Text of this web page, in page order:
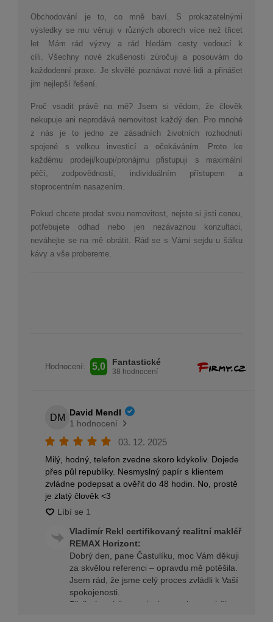
Obchodování je to, co mně baví. S prokazatelnými
výsledky se mu věnuji v různých oborech více než třicet
let. Mám rád výzvy a rád hledám cesty vedoucí k
cíli. Všechny nové zkušenosti zúročuji a posouvám do
každodenní praxe. Je skvělé poznávat nové lidi a přinášet
jim nejlepší řešení.
Proč vsadit právě na mě? Jsem si vědom, že člověk
nekupuje ani neprodává nemovitost každý den. Pro mnohé
z nás je to jedno ze zásadních životních rozhodnutí
spojené s velkou investicí a očekáváním. Proto ke
každému prodeji/koupi/pronájmu přistupuji s maximální
péčí, zodpovědností, individuálním přístupem a
stoprocentním nasazením.
Pokud chcete prodat svou nemovitost, nejste si jisti cenou,
potřebujete odhad nebo jen nezávaznou konzultaci,
neváhejte se na mě obrátit.
Rád se s Vámi sejdu u šálku
kávy a vše probereme.